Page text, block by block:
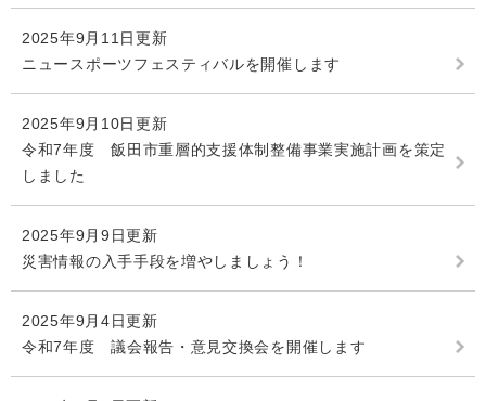
2025年9月11日更新
ニュースポーツフェスティバルを開催します
2025年9月10日更新
令和7年度 飯田市重層的支援体制整備事業実施計画を策定
しました
2025年9月9日更新
災害情報の入手手段を増やしましょう！
2025年9月4日更新
令和7年度 議会報告・意見交換会を開催します